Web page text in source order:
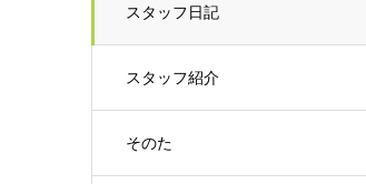
スタッフ日記
スタッフ紹介
そのた